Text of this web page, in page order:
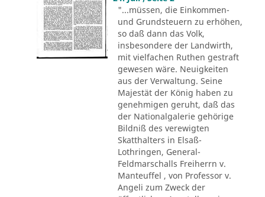
"...müssen, die Einkommen-
und Grundsteuern zu erhöhen,
so daß dann das Volk,
insbesondere der Landwirth,
mit vielfachen Ruthen gestraft
gewesen wäre. Neuigkeiten
aus der Verwaltung. Seine
Majestät der König haben zu
genehmigen geruht, daß das
der Nationalgalerie gehörige
Bildniß des verewigten
Skatthalters in Elsaß-
Lothringen, General-
Feldmarschalls Freiherrn v.
Manteuffel , von Professor v.
Angeli zum Zweck der